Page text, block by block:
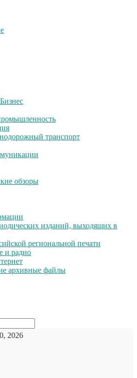
транспорт
обзоры
изданий, выходящих в
региональной печати
и радио
архивные файлы
2026